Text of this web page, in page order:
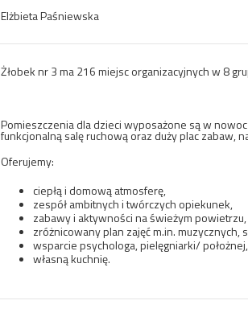
Elżbieta Paśniewska
Żłobek nr 3 ma 216 miejsc organizacyjnych w 8
Pomieszczenia dla dzieci wyposażone są w
funkcjonalną salę ruchową oraz duży plac zabaw,
Oferujemy:
ciepłą i domową atmosferę,
zespół ambitnych i twórczych opiekunek,
zabawy i aktywności na świeżym powietrzu,
zróżnicowany plan zajęć m.in.
wsparcie psychologa, pielęgniarki/ położnej,
własną kuchnię.